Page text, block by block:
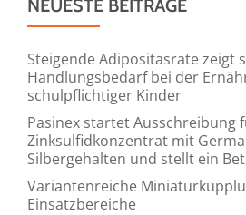
NEUESTE BEITRÄGE
Steigende Adipositasrate zeigt
Handlungsbedarf bei der
schulpflichtiger Kinder
Pasinex startet Ausschreibung
Zinksulfidkonzentrat mit
Silbergehalten und stellt ein
Variantenreiche
Einsatzbereiche